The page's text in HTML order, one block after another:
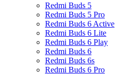
Redmi Buds 5
Redmi Buds 5 Pro
Redmi Buds 6 Active
Redmi Buds 6 Lite
Redmi Buds 6 Play
Redmi Buds 6
Redmi Buds 6s
Redmi Buds 6 Pro